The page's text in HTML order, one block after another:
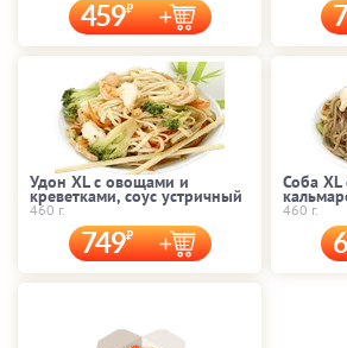
459
Удон XL с овощами и
креветками, соус устричный
460 г.
749
Соба
460 г.